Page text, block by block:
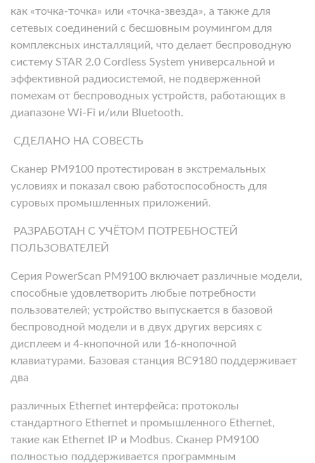
как «точка-точка» или «точка-звезда», а также для
сетевых соединений с бесшовным роумингом для
комплексных инсталляций, что делает беспроводную
систему STAR 2.0 Cordless System универсальной и
эффективной радиосистемой, не подверженной
помехам от беспроводных устройств, работающих в
диапазоне Wi-Fi и/или Bluetooth.
СДЕЛАНО НА СОВЕСТЬ
Сканер PM9100 протестирован в экстремальных
условиях и показал свою работоспособность для
суровых промышленных приложений.
РАЗРАБОТАН С УЧЁТОМ ПОТРЕБНОСТЕЙ
ПОЛЬЗОВАТЕЛЕЙ
Серия PowerScan PM9100 включает различные модели,
способные удовлетворить любые потребности
пользователей; устройство выпускается в базовой
беспроводной модели и в двух других версиях с
дисплеем и 4-кнопочной или 16-кнопочной
клавиатурами. Базовая станция BC9180 поддерживает
два
различных Ethernet интерфейса: протоколы
стандартного Ethernet и промышленного Ethernet,
такие как Ethernet IP и Modbus. Сканер PM9100
полностью поддерживается программным